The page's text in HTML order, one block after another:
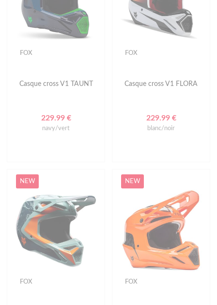
FOX
Casque cross V1 TAUNT
229.99 €
navy/vert
FOX
Casque cross V1 FLORA
229.99 €
blanc/noir
NEW
FOX
NEW
FOX